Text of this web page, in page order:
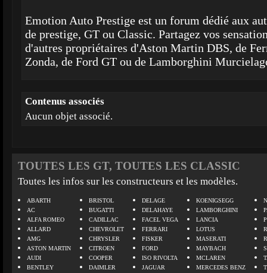
Emotion Auto Prestige est un forum dédié aux
de prestige, GT ou Classic. Partagez vos
d'autres propriétaires d'Aston Martin DBS, de
Zonda, de Ford GT ou de Lamborghini
Contenus associés
Aucun objet associé.
TOUTES LES GT, TOUTES LES CLASSIC
Toutes les infos sur les constructeurs et les modèles.
ABARTH
AC
ALFA ROMEO
ALLARD
AMG
ASTON MARTIN
AUDI
BENTLEY
BRISTOL
BUGATTI
CADILLAC
CHEVROLET
CHRYSLER
CITROEN
COOPER
DAIMLER
DELAGE
DELAHAYE
FACEL VEGA
FERRARI
FISKER
FORD
ISO RIVOLTA
JAGUAR
KOENIGSEGG
LAMBORGHINI
LANCIA
LOTUS
MASERATI
MAYBACH
MCLAREN
MERCEDES BENZ